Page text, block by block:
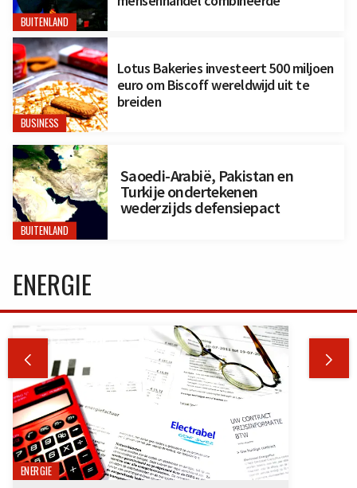
BUITENLAND
BUSINESS
Lotus Bakeries investeert 500 miljoen
euro om Biscoff wereldwijd uit te
breiden
BUITENLAND
Saoedi-Arabië, Pakistan en
Turkije ondertekenen
wederzijds defensiepact
ENERGIE
 
ENERGIE